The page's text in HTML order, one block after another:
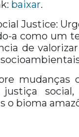
baixar.
Justice:
a como um
de valorizar
mudanças
o bioma